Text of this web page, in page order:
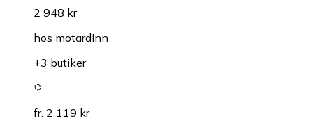
2 948 kr
hos motardInn
+3 butiker
fr. 2 119 kr